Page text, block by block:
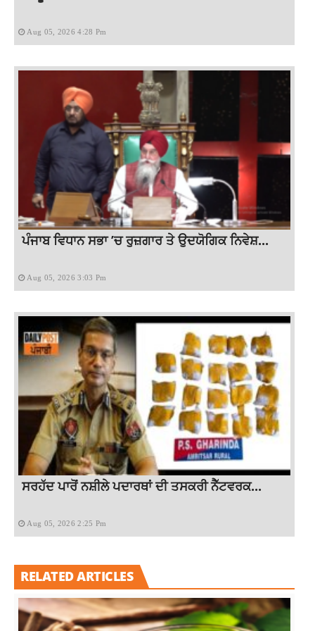
Aug 05, 2026 4:28 Pm
ਪੰਜਾਬ ਵਿਧਾਨ ਸਭਾ ’ਚ ਰੁਜ਼ਗਾਰ ਤੇ ਉਦਯੋਗਿਕ ਨਿਵੇਸ਼...
Aug 05, 2026 3:03 Pm
ਸਰਹੱਦ ਪਾਰੋਂ ਨਸ਼ੀਲੇ ਪਦਾਰਥਾਂ ਦੀ ਤਸਕਰੀ ਨੈੱਟਵਰਕ...
Aug 05, 2026 2:25 Pm
RELATED ARTICLES